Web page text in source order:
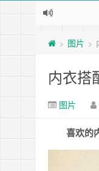
> 图片 >
内衣搭
图片
喜欢的